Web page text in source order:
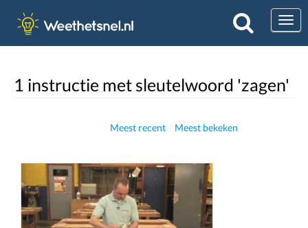
1 instructie met sleutelwoord 'zagen'
Meest recent Meest bekeken